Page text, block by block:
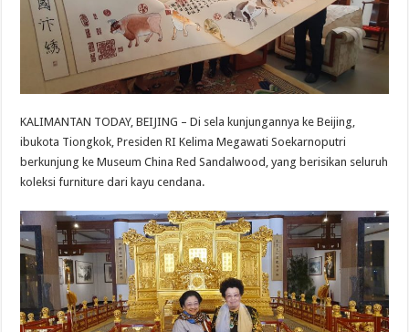
KALIMANTAN TODAY, BEIJING – Di sela kunjungannya ke Beijing,
ibukota Tiongkok, Presiden RI Kelima Megawati Soekarnoputri
berkunjung ke Museum China Red Sandalwood, yang berisikan seluruh
koleksi furniture dari kayu cendana.